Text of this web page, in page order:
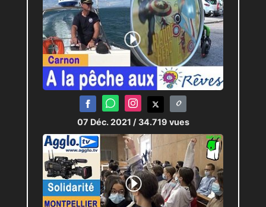
07 Déc. 2021 / 34.719 vues